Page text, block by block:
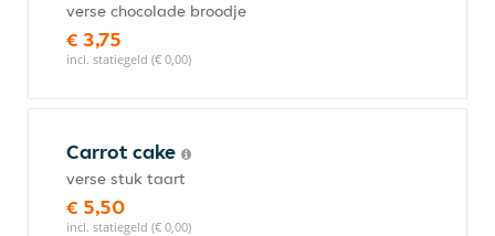
verse chocolade broodje
€ 3,75
incl. statiegeld (€ 0,00)
Carrot cake
verse stuk taart
€ 5,50
incl. statiegeld (€ 0,00)